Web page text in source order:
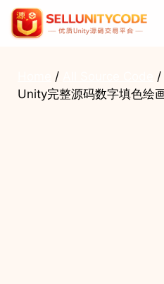
Skip
content
/
/
Unity完整源码数字填色绘